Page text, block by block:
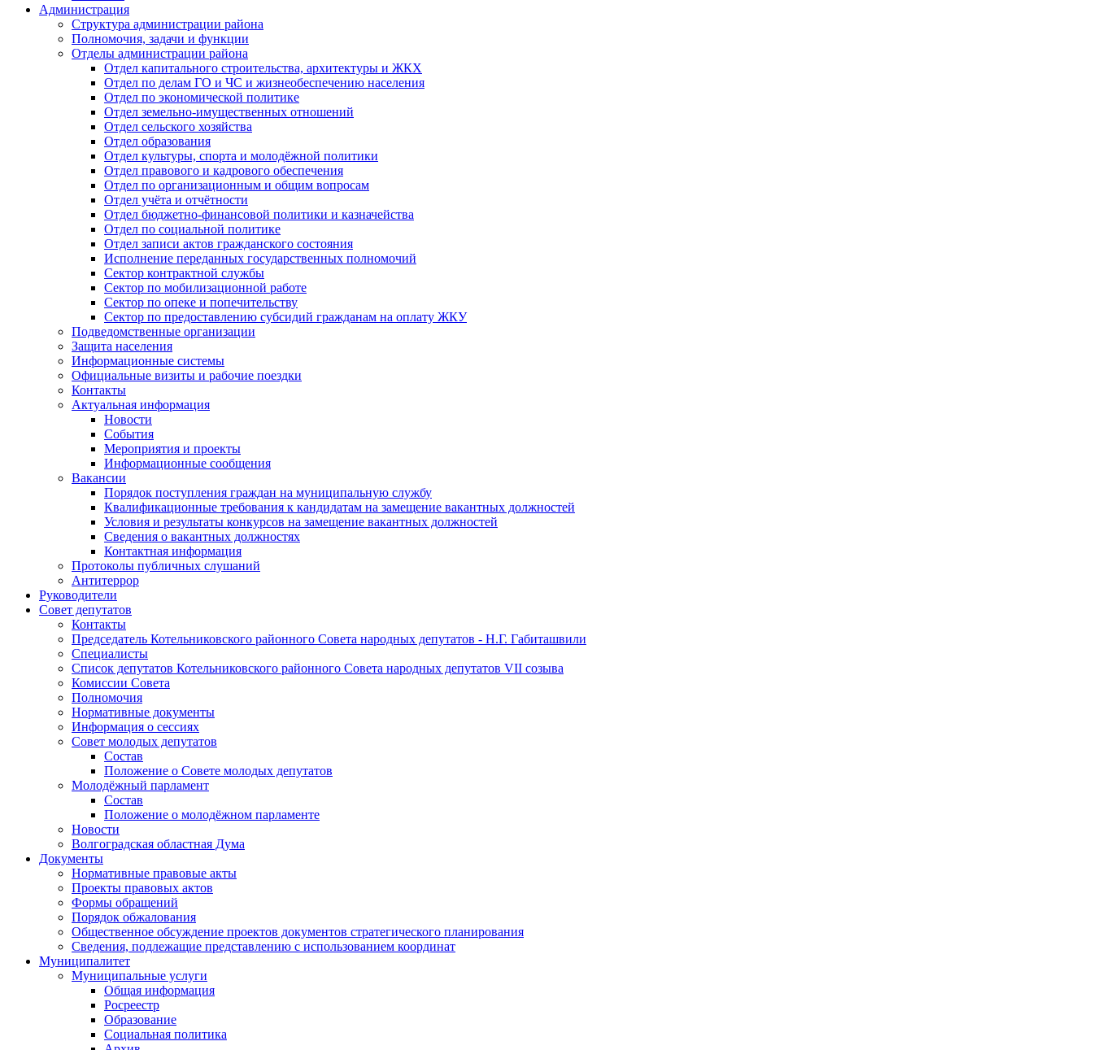
Администрация
Структура администрации района
Полномочия, задачи и функции
Отделы администрации района
Отдел капитального строительства, архитектуры и ЖКХ
Отдел по делам ГО и ЧС и жизнеобеспечению населения
Отдел по экономической политике
Отдел земельно-имущественных отношений
Отдел сельского хозяйства
Отдел образования
Отдел культуры, спорта и молодёжной политики
Отдел правового и кадрового обеспечения
Отдел по организационным и общим вопросам
Отдел учёта и отчётности
Отдел бюджетно-финансовой политики и казначейства
Отдел по социальной политике
Отдел записи актов гражданского состояния
Исполнение переданных государственных полномочий
Сектор контрактной службы
Сектор по мобилизационной работе
Сектор по опеке и попечительству
Сектор по предоставлению субсидий гражданам на оплату ЖКУ
Подведомственные организации
Защита населения
Информационные системы
Официальные визиты и рабочие поездки
Контакты
Актуальная информация
Новости
События
Мероприятия и проекты
Информационные сообщения
Вакансии
Порядок поступления граждан на муниципальную службу
Квалификационные требования к кандидатам на замещение вакантных должностей
Условия и результаты конкурсов на замещение вакантных должностей
Сведения о вакантных должностях
Контактная информация
Протоколы публичных слушаний
Антитеррор
Руководители
Совет депутатов
Контакты
Председатель Котельниковского районного Совета народных депутатов - Н.Г. Габиташвили
Специалисты
Список депутатов Котельниковского районного Совета народных депутатов VII созыва
Комиссии Совета
Полномочия
Нормативные документы
Информация о сессиях
Совет молодых депутатов
Состав
Положение о Совете молодых депутатов
Молодёжный парламент
Состав
Положение о молодёжном парламенте
Новости
Волгоградская областная Дума
Документы
Нормативные правовые акты
Проекты правовых актов
Формы обращений
Порядок обжалования
Общественное обсуждение проектов документов стратегического планирования
Сведения, подлежащие представлению с использованием координат
Муниципалитет
Муниципальные услуги
Общая информация
Росреестр
Образование
Социальная политика